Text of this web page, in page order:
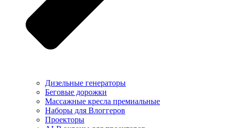
Дизельные генераторы
Беговые дорожки
Массажные кресла премиальные
Наборы для Влоггеров
Проекторы